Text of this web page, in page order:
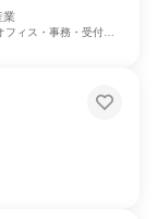
業
/事業企画、営業、製造・生産工程、SCM/生産管理/購買/物流、人事、総務、IT、商品企画